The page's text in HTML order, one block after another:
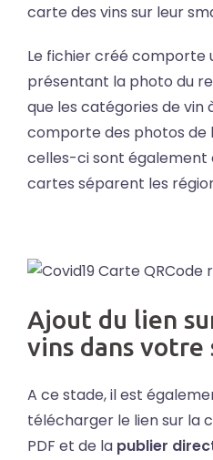
carte des vins sur leur
Le fichier créé comporte
présentant la photo du
que les catégories de vin
comporte des photos de
celles-ci sont également
cartes séparent les
Ajout du lien
vins dans
A ce stade, il est
télécharger le lien sur la
PDF et de la publier